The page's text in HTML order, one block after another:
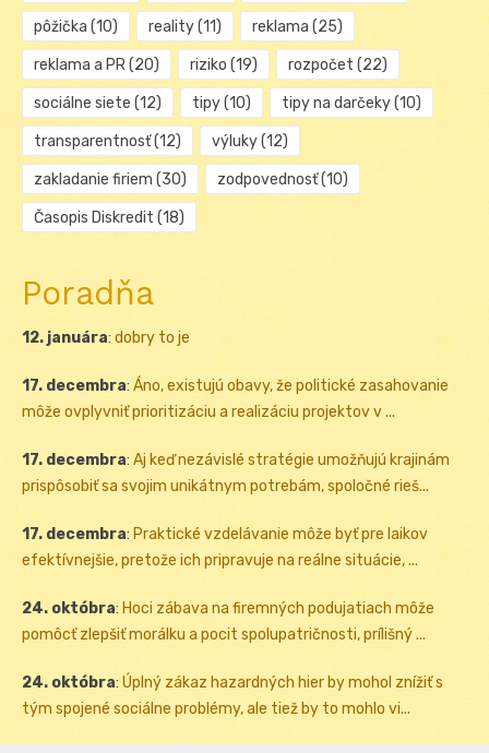
pôžička (10) reality(11) reklama (25)
reklama a PR(20) riziko (19) rozpočet (22)
sociálne siete (12) tipy(10) tipy na darčeky(10)
transparentnosť(12) výluky(12)
zakladanie firiem (30) zodpovednosť(10)
Časopis Diskredit (18)
Poradňa
12. januára: dobry to je
17. decembra: Áno, existujú obavy, že politické zasahovanie
môže ovplyvniť prioritizáciu a realizáciu projektov v ...
17. decembra: Aj keď nezávislé stratégie umožňujú krajinám
prispôsobiť sa svojim unikátnym potrebám, spoločné rieš...
17. decembra: Praktické vzdelávanie môže byť pre laikov
efektívnejšie, pretože ich pripravuje na reálne situácie, ...
24. októbra: Hoci zábava na firemných podujatiach môže
pomôcť zlepšiť morálku a pocit spolupatričnosti, prílišný ...
24. októbra: Úplný zákaz hazardných hier by mohol znížiť s
tým spojené sociálne problémy, ale tiež by to mohlo vi...